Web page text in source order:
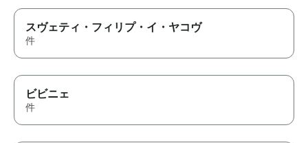
スヴェティ・フィリプ・イ・ヤコヴ
件
ビビニェ
件